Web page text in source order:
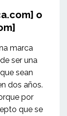
o
marca
ser una
sean
dos años.
por
que se